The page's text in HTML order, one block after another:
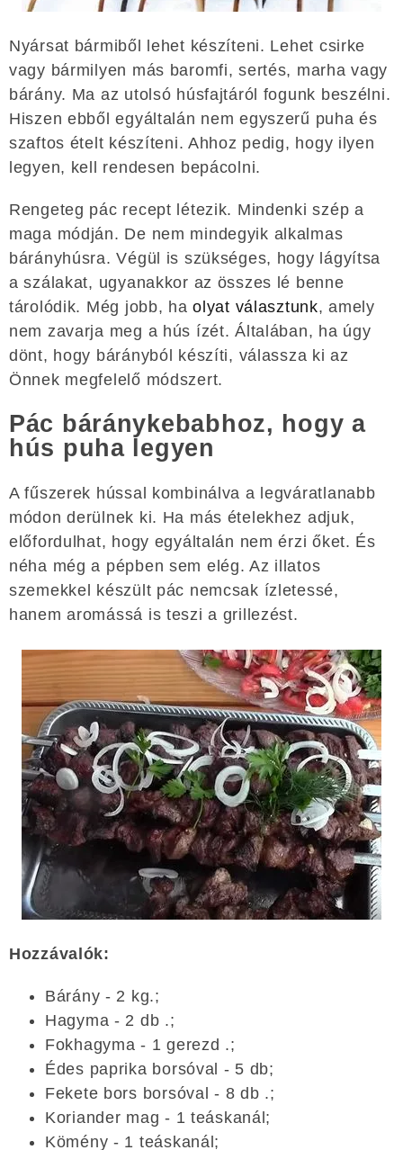
Nyársat bármiből lehet készíteni. Lehet csirke
vagy bármilyen más baromfi, sertés, marha vagy
bárány. Ma az utolsó húsfajtáról fogunk beszélni.
Hiszen ebből egyáltalán nem egyszerű puha és
szaftos ételt készíteni. Ahhoz pedig, hogy ilyen
legyen, kell rendesen bepácolni.
Rengeteg pác recept létezik. Mindenki szép a
maga módján. De nem mindegyik alkalmas
bárányhúsra. Végül is szükséges, hogy lágyítsa
a szálakat, ugyanakkor az összes lé benne
tárolódik. Még jobb, haolyat választunk, amely
nem zavarja meg a hús ízét. Általában, ha úgy
dönt, hogy bárányból készíti, válassza ki az
Önnek megfelelő módszert.
Pác báránykebabhoz, hogy a
hús puha legyen
A fűszerek hússal kombinálva a legváratlanabb
módon derülnek ki. Ha más ételekhez adjuk,
előfordulhat, hogy egyáltalán nem érzi őket. És
néha még a pépben sem elég. Az illatos
szemekkel készült pác nemcsak ízletessé,
hanem aromássá is teszi a grillezést.
Hozzávalók:
Bárány - 2 kg.;
Hagyma - 2 db .;
Fokhagyma - 1 gerezd .;
Édes paprika borsóval - 5 db;
Fekete bors borsóval - 8 db .;
Koriander mag - 1 teáskanál;
Kömény - 1 teáskanál;